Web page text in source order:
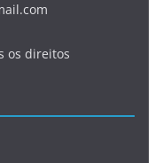
os direitos